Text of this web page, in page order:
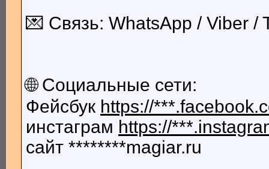
💌 Связь: WhatsApp / Viber /
🌐 Социальные сети:
Фейсбук https://
инстаграм https://
сайт ********magiar.ru